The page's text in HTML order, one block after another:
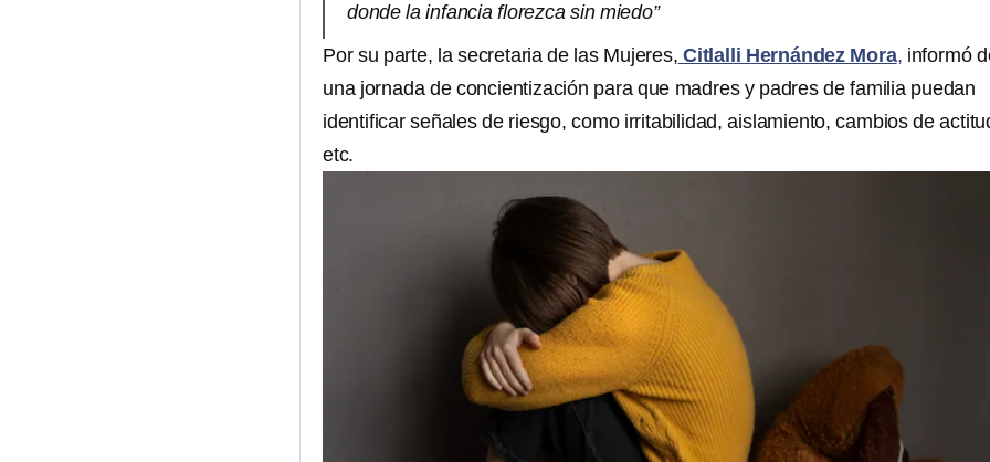
donde la infancia florezca sin miedo”
Por su parte, la secretaria de las Mujeres, Citlalli Hernández Mora, informó
una jornada de concientización para que madres y padres de familia puedan
identificar señales de riesgo, como irritabilidad, aislamiento, cambios de
etc.